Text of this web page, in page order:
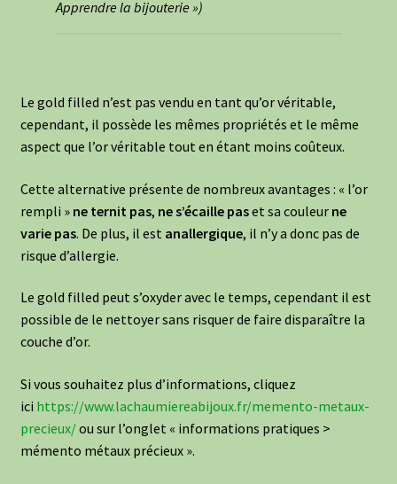
Apprendre la bijouterie »)
Le gold filled n’est pas vendu en tant qu’or véritable,
cependant, il possède les mêmes propriétés et le même
aspect que l’or véritable tout en étant moins coûteux.
Cette alternative présente de nombreux avantages : « l’or
rempli » ne ternit pas, ne s’écaille paset sa couleur ne
varie pas. De plus, il est anallergique, il n’y a donc pas de
risque d’allergie.
Le gold filled peut s’oxyder avec le temps, cependant il est
possible de le nettoyer sans risquer de faire disparaître la
couche d’or.
Si vous souhaitez plus d’informations, cliquez
ici https://www.lachaumiereabijoux.fr/memento-metaux-
precieux/ou sur l’onglet « informations pratiques >
mémento métaux précieux ».